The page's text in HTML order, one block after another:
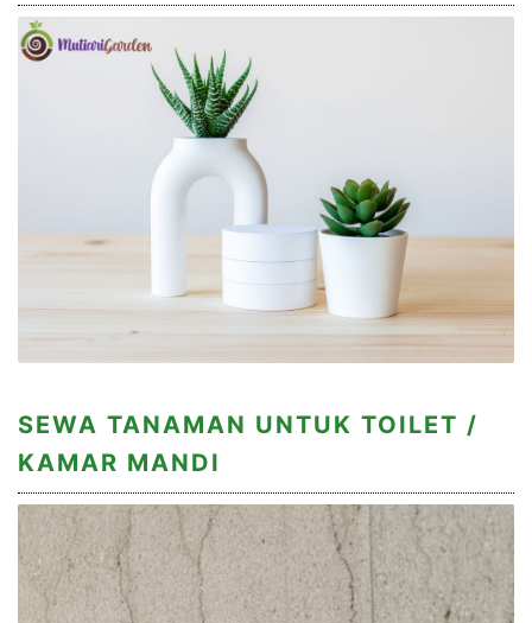
SEWA TANAMAN UNTUK TOILET /
KAMAR MANDI